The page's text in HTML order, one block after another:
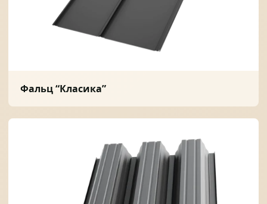
Фальц “Класика”